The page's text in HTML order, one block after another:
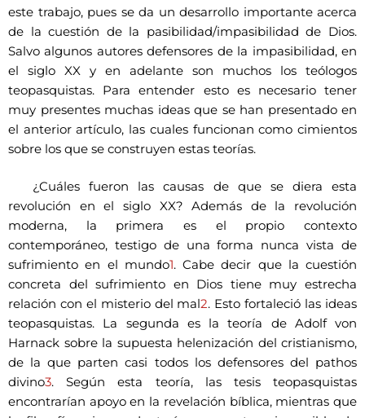
este trabajo, pues se da un desarrollo importante acerca
de la cuestión de la pasibilidad/impasibilidad de Dios.
Salvo algunos autores defensores de la impasibilidad, en
el siglo XX y en adelante son muchos los teólogos
teopasquistas. Para entender esto es necesario tener
muy presentes muchas ideas que se han presentado en
el anterior artículo, las cuales funcionan como cimientos
sobre los que se construyen estas teorías.
¿Cuáles fueron las causas de que se diera esta
revolución en el siglo XX? Además de la revolución
moderna, la primera es el propio contexto
contemporáneo, testigo de una forma nunca vista de
sufrimiento en el mundo1. Cabe decir que la cuestión
concreta del sufrimiento en Dios tiene muy estrecha
relación con el misterio del mal2. Esto fortaleció las ideas
teopasquistas. La segunda es la teoría de Adolf von
Harnack sobre la supuesta helenización del cristianismo,
de la que parten casi todos los defensores del pathos
divino3. Según esta teoría, las tesis teopasquistas
encontrarían apoyo en la revelación bíblica, mientras que